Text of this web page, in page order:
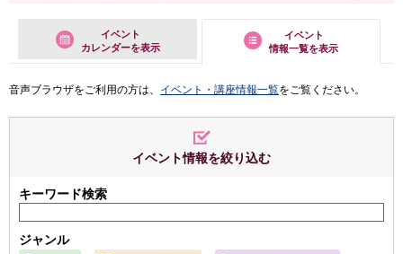
イベント
カレンダーを表示
イベント
情報一覧を表示
音声ブラウザをご利用の方は、 イベント・講座情報一覧をご覧ください。
イベント情報を絞り込む
キーワード検索
ジャンル